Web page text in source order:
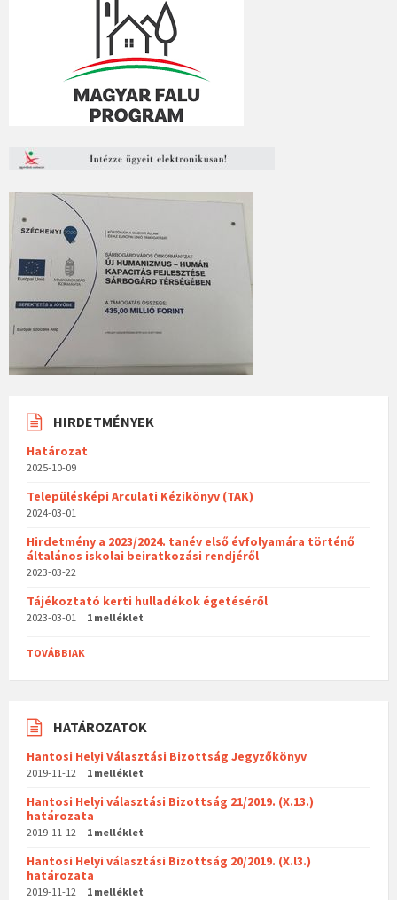
HIRDETMÉNYEK
Határozat
2025-10-09
Településképi Arculati Kézikönyv (TAK)
2024-03-01
Hirdetmény a 2023/2024. tanév első évfolyamára történő
általános iskolai beiratkozási rendjéről
2023-03-22
Tájékoztató kerti hulladékok égetéséről
2023-03-01 1 melléklet
TOVÁBBIAK
HATÁROZATOK
Hantosi Helyi Választási Bizottság Jegyzőkönyv
2019-11-12 1 melléklet
Hantosi Helyi választási Bizottság 21/2019. (X.13.)
határozata
2019-11-12 1 melléklet
Hantosi Helyi választási Bizottság 20/2019. (X.l3.)
határozata
2019-11-12 1 melléklet